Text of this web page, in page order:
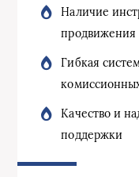
Наличие
продвижения
Гибкая
Качество и
поддержки